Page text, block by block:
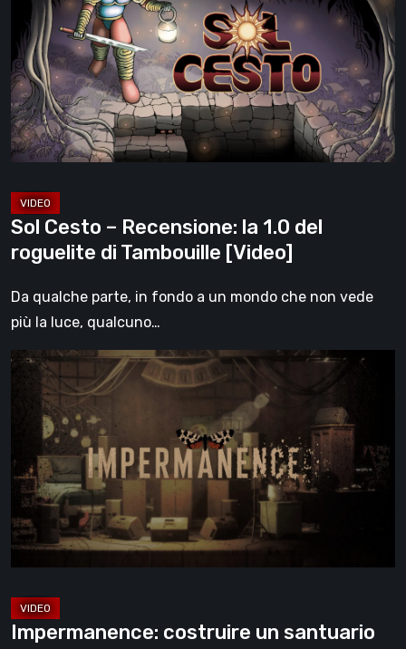
Recensione:
la
1.0
del
roguelite
di
[Video]
Sol Cesto – Recensione: la 1.0 del
roguelite di Tambouille [Video]
Da qualche parte, in fondo a un mondo che non vede
più la luce, qualcuno…
Impermanence:
costruire
santuario
nel
teatro
fantasmi
[Video]
Impermanence: costruire un santuario